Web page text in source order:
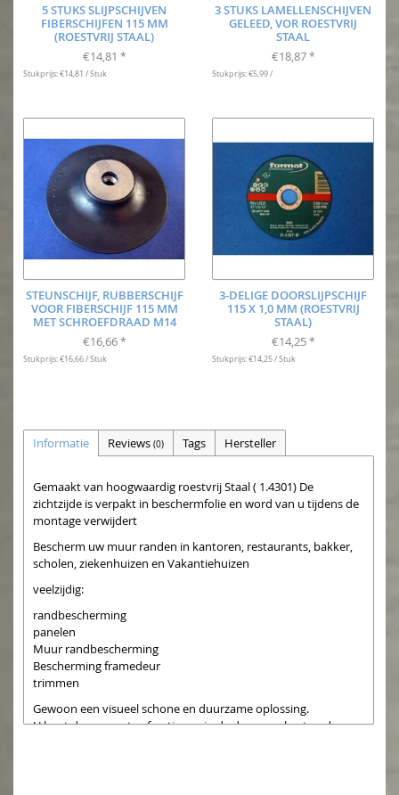
5 STUKS SLIJPSCHIJVEN
FIBERSCHIJFEN 115 MM
(ROESTVRIJ STAAL)
€14,81 *
Stukprijs: €14,81 / Stuk
3 STUKS LAMELLENSCHIJVEN
GELEED, VOR ROESTVRIJ
STAAL
€18,87 *
Stukprijs: €5,99 /
STEUNSCHIJF, RUBBERSCHIJF
VOOR FIBERSCHIJF 115 MM
MET SCHROEFDRAAD M14
€16,66 *
Stukprijs: €16,66 / Stuk
3-DELIGE DOORSLIJPSCHIJF
115 X 1,0 MM (ROESTVRIJ
STAAL)
€14,25 *
Stukprijs: €14,25 / Stuk
Informatie Reviews (0) Tags Hersteller
Gemaakt van hoogwaardig roestvrij Staal ( 1.4301) De
zichtzijde is verpakt in beschermfolie en word van u tijdens de
montage verwijdert
Bescherm uw muur randen in kantoren, restaurants, bakker,
scholen, ziekenhuizen en Vakantiehuizen
veelzijdig:
randbescherming
panelen
Muur randbescherming
Bescherming framedeur
trimmen
Gewoon een visueel schone en duurzame oplossing.
U kunt de gewenste afmetingen in de daarvoor bestemde